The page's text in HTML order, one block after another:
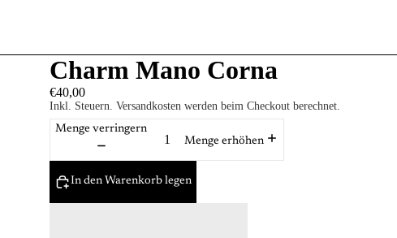
Charm Mano Corna
€40,00
Inkl. Steuern. Versandkosten werden beim Checkout berechnet.
Menge verringern
Menge erhöhen
In den Warenkorb legen